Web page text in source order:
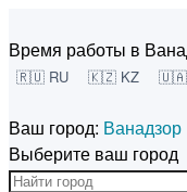
Время работы в
🇷🇺 RU 🇰🇿 KZ 🇺🇦
Ваш город: Ванадзор
Выберите ваш город